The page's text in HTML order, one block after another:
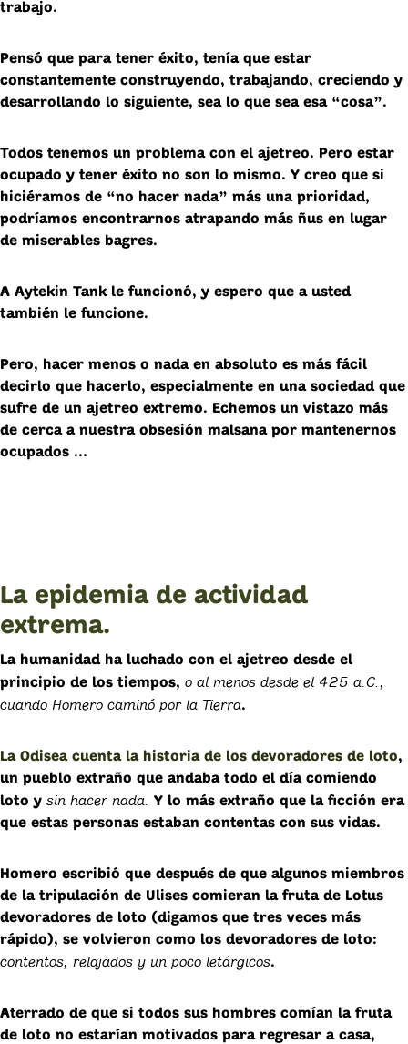
trabajo.
Pensó que para tener éxito, tenía que estar
constantemente construyendo, trabajando, creciendo y
desarrollando lo siguiente, sea lo que sea esa “cosa”.
Todos tenemos un problema con el ajetreo. Pero estar
ocupado y tener éxito no son lo mismo. Y creo que si
hiciéramos de “no hacer nada” más una prioridad,
podríamos encontrarnos atrapando más ñus en lugar
de miserables bagres.
A Aytekin Tank le funcionó, y espero que a usted
también le funcione.
Pero, hacer menos o nada en absoluto es más fácil
decirlo que hacerlo, especialmente en una sociedad que
sufre de un ajetreo extremo. Echemos un vistazo más
de cerca a nuestra obsesión malsana por mantenernos
ocupados …
La epidemia de actividad
extrema.
La humanidad ha luchado con el ajetreo desde el
principio de los tiempos, o al menos desde el 425 a.C.,
cuando Homero caminó por la Tierra.
La Odisea cuenta la historia de los devoradores de loto,
un pueblo extraño que andaba todo el día comiendo
loto y sin hacer nada. Y lo más extraño que la ficción era
que estas personas estaban contentas con sus vidas.
Homero escribió que después de que algunos miembros
de la tripulación de Ulises comieran la fruta de Lotus
devoradores de loto (digamos que tres veces más
rápido), se volvieron como los devoradores de loto:
contentos, relajados y un poco letárgicos.
Aterrado de que si todos sus hombres comían la fruta
de loto no estarían motivados para regresar a casa,